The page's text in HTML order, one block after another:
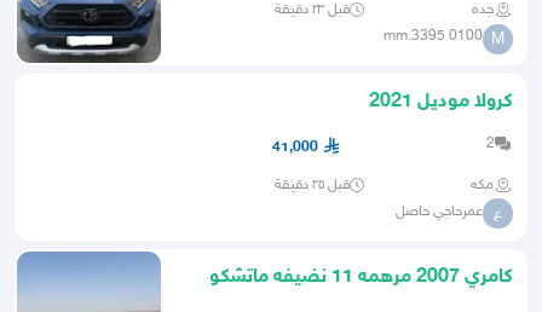
جده قبل ٢٣ دقيقة
M
mm.3395 0100
كرولا موديل 2021
2
41,000
مكه قبل ٢٥ دقيقة
ع عمرحاجي حاصل
كامري 2007 مرهمه 11 نضيفه ماتشكو